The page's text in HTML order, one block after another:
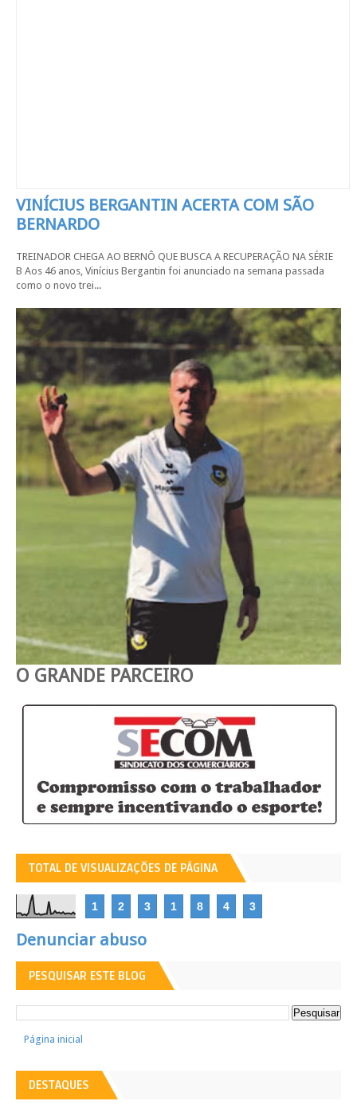
VINÍCIUS BERGANTIN ACERTA COM SÃO
BERNARDO
TREINADOR CHEGA AO BERNÔ QUE BUSCA A RECUPERAÇÃO NA SÉRIE
B Aos 46 anos, Vinícius Bergantin foi anunciado na semana passada
como o novo trei...
O GRANDE PARCEIRO
TOTAL DE VISUALIZAÇÕES DE PÁGINA
1 2 3 1 8 4 3
Denunciar abuso
PESQUISAR ESTE BLOG
Página inicial
DESTAQUES